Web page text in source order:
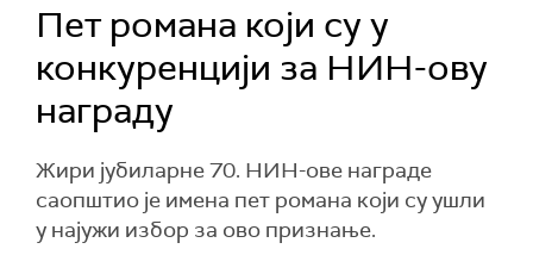
Пет романа који су у
конкуренцији за НИН-ову
награду
Жири јубиларне 70. НИН-ове награде
саопштио је имена пет романа који су ушли
у најужи избор за ово признање.